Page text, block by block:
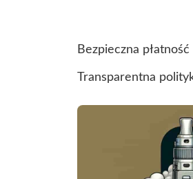
Bezpieczna
Transparentna